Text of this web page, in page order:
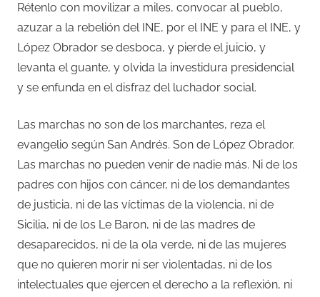
Rétenlo con movilizar a miles, convocar al pueblo,
azuzar a la rebelión del INE, por el INE y para el INE, y
López Obrador se desboca, y pierde el juicio, y
levanta el guante, y olvida la investidura presidencial
y se enfunda en el disfraz del luchador social.
Las marchas no son de los marchantes, reza el
evangelio según San Andrés. Son de López Obrador.
Las marchas no pueden venir de nadie más. Ni de los
padres con hijos con cáncer, ni de los demandantes
de justicia, ni de las víctimas de la violencia, ni de
Sicilia, ni de los Le Baron, ni de las madres de
desaparecidos, ni de la ola verde, ni de las mujeres
que no quieren morir ni ser violentadas, ni de los
intelectuales que ejercen el derecho a la reflexión, ni